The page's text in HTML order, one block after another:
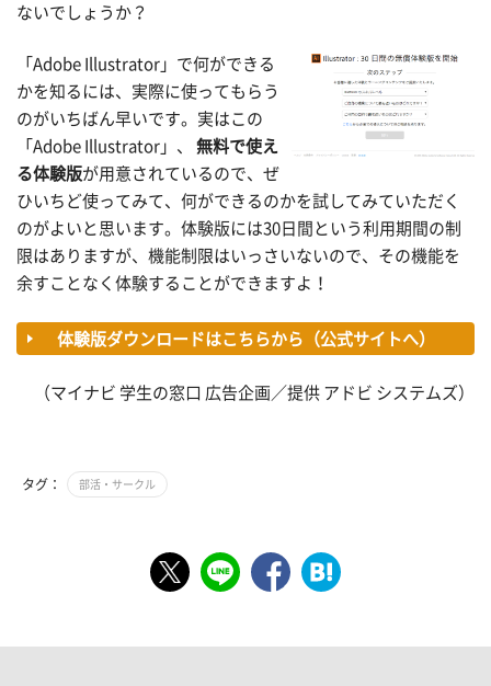
ないでしょうか？
「Adobe Illustrator」で何ができる
かを知るには、実際に使ってもらう
のがいちばん早いです。実はこの
「Adobe Illustrator」、 無料で使え
る体験版が用意されているので、ぜ
ひいちど使ってみて、何ができるのかを試してみていただく
のがよいと思います。体験版には30日間という利用期間の制
限はありますが、機能制限はいっさいないので、その機能を
余すことなく体験することができますよ！
体験版ダウンロードはこちらから（公式サイトへ）
（マイナビ 学生の窓口 広告企画／提供 アドビ システムズ）
タグ： 部活・サークル